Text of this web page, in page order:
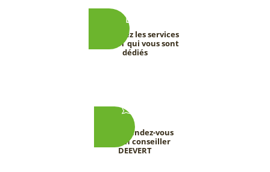
Découvrez les services
DEEVERT qui vous sont
dédiés
Prenez rendez-vous
avec un conseiller
DEEVERT